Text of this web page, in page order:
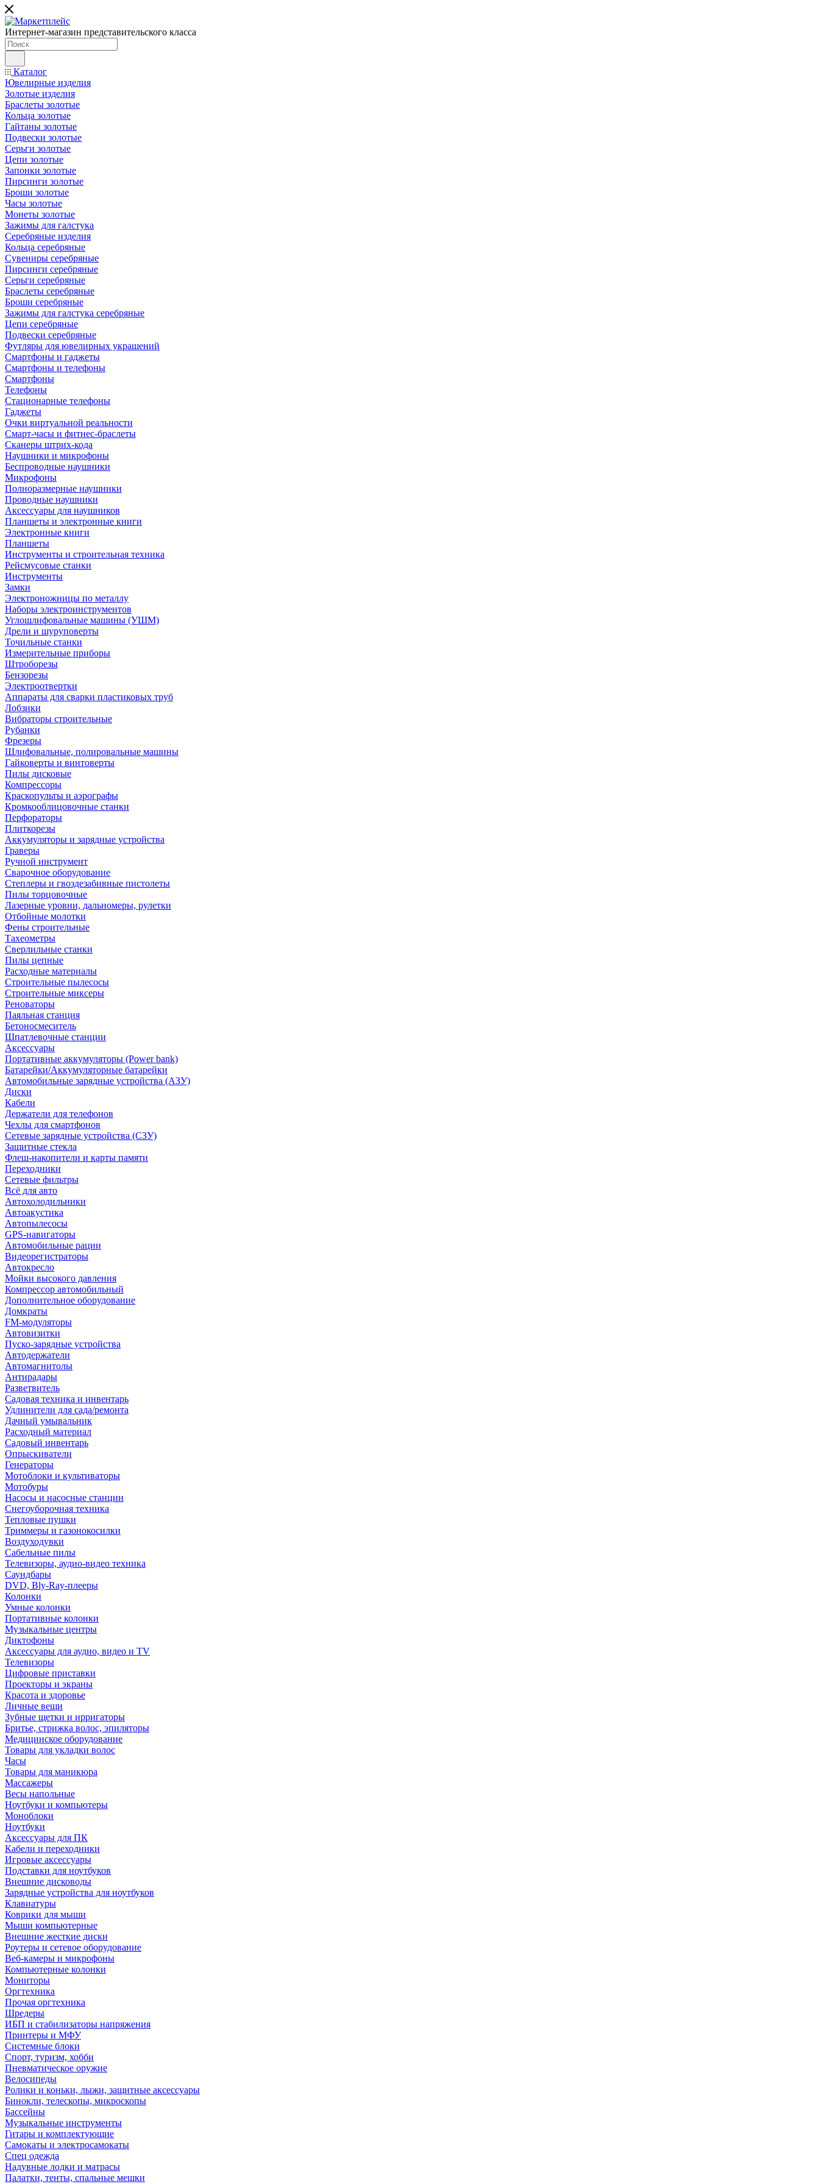
Интернет-магазин представительского класса
Каталог
Ювелирные изделия
Золотые изделия
Браслеты золотые
Кольца золотые
Гайтаны золотые
Подвески золотые
Серьги золотые
Цепи золотые
Запонки золотые
Пирсинги золотые
Броши золотые
Часы золотые
Монеты золотые
Зажимы для галстука
Серебряные изделия
Кольца серебряные
Сувениры серебряные
Пирсинги серебряные
Серьги серебряные
Браслеты серебряные
Броши серебряные
Зажимы для галстука серебряные
Цепи серебряные
Подвески серебряные
Футляры для ювелирных украшений
Смартфоны и гаджеты
Смартфоны и телефоны
Смартфоны
Телефоны
Стационарные телефоны
Гаджеты
Очки виртуальной реальности
Смарт-часы и фитнес-браслеты
Сканеры штрих-кода
Наушники и микрофоны
Беспроводные наушники
Микрофоны
Полноразмерные наушники
Проводные наушники
Аксессуары для наушников
Планшеты и электронные книги
Электронные книги
Планшеты
Инструменты и строительная техника
Рейсмусовые станки
Инструменты
Замки
Электроножницы по металлу
Наборы электроинструментов
Углошлифовальные машины (УШМ)
Дрели и шуруповерты
Точильные станки
Измерительные приборы
Штроборезы
Бензорезы
Электроотвертки
Аппараты для сварки пластиковых труб
Лобзики
Вибраторы строительные
Рубанки
Фрезеры
Шлифовальные, полировальные машины
Гайковерты и винтоверты
Пилы дисковые
Компрессоры
Краскопульты и аэрографы
Кромкооблицовочные станки
Перфораторы
Плиткорезы
Аккумуляторы и зарядные устройства
Граверы
Ручной инструмент
Сварочное оборудование
Степлеры и гвоздезабивные пистолеты
Пилы торцовочные
Лазерные уровни, дальномеры, рулетки
Отбойные молотки
Фены строительные
Тахеометры
Сверлильные станки
Пилы цепные
Расходные материалы
Строительные пылесосы
Строительные миксеры
Реноваторы
Паяльная станция
Бетоносмеситель
Шпатлевочные станции
Аксессуары
Портативные аккумуляторы (Power bank)
Батарейки/Аккумуляторные батарейки
Автомобильные зарядные устройства (АЗУ)
Диски
Кабели
Держатели для телефонов
Чехлы для смартфонов
Сетевые зарядные устройства (СЗУ)
Защитные стекла
Флеш-накопители и карты памяти
Переходники
Сетевые фильтры
Всё для авто
Автохолодильники
Автоакустика
Автопылесосы
GPS-навигаторы
Автомобильные рации
Видеорегистраторы
Автокресло
Мойки высокого давления
Компрессор автомобильный
Дополнительное оборудование
Домкраты
FM-модуляторы
Автовизитки
Пуско-зарядные устройства
Автодержатели
Автомагнитолы
Антирадары
Разветвитель
Садовая техника и инвентарь
Удлинители для сада/ремонта
Дачный умывальник
Расходный материал
Садовый инвентарь
Опрыскиватели
Генераторы
Мотоблоки и культиваторы
Мотобуры
Насосы и насосные станции
Снегоуборочная техника
Тепловые пушки
Триммеры и газонокосилки
Воздуходувки
Сабельные пилы
Телевизоры, аудио-видео техника
Саундбары
DVD, Bly-Ray-плееры
Колонки
Умные колонки
Портативные колонки
Музыкальные центры
Диктофоны
Аксессуары для аудио, видео и TV
Телевизоры
Цифровые приставки
Проекторы и экраны
Красота и здоровье
Личные вещи
Зубные щетки и ирригаторы
Бритье, стрижка волос, эпиляторы
Медицинское оборудование
Товары для укладки волос
Часы
Товары для маникюра
Массажеры
Весы напольные
Ноутбуки и компьютеры
Моноблоки
Ноутбуки
Аксессуары для ПК
Кабели и переходники
Игровые аксессуары
Подставки для ноутбуков
Внешние дисководы
Зарядные устройства для ноутбуков
Клавиатуры
Коврики для мыши
Мыши компьютерные
Внешние жесткие диски
Роутеры и сетевое оборудование
Веб-камеры и микрофоны
Компьютерные колонки
Мониторы
Оргтехника
Прочая оргтехника
Шредеры
ИБП и стабилизаторы напряжения
Принтеры и МФУ
Системные блоки
Спорт, туризм, хобби
Пневматическое оружие
Велосипеды
Ролики и коньки, лыжи, защитные аксессуары
Бинокли, телескопы, микроскопы
Бассейны
Музыкальные инструменты
Гитары и комплектующие
Самокаты и электросамокаты
Спец одежда
Надувные лодки и матрасы
Палатки, тенты, спальные мешки